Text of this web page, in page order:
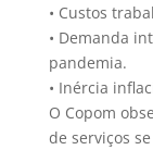
• Custos
• Demanda
pandemia.
• Inércia
O Copom
de serviços